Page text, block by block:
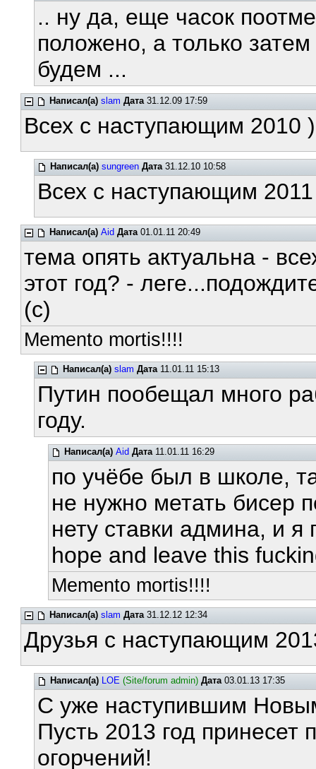
.. ну да, еще часок
положено, а только
будем ...
Написал(а) slam Дата31.12.09 17:59
Всех с наступающим 2010 )
Написал(а) sungreen Дата31.12.10 10:58
Всех с наступающим
Написал(а) Aid Дата01.01.11 20:49
тема опять актуальна -
этот год? -
(c)
Memento mortis!!!!
Написал(а) slam Дата11.01.11 15:13
Путин пообещал много
году.
Написал(а) Aid Дата11.01.11 16:29
по учёбе был в школе,
не нужно метать бисер
нету ставки админа, и
hope and leave this
Memento mortis!!!!
Написал(а) slam Дата31.12.12 12:34
Друзья с наступающим
Написал(а) LOE (Site/forum admin) Дата03.01.13 17:35
С уже наступившим
Пусть 2013 год
огорчений!